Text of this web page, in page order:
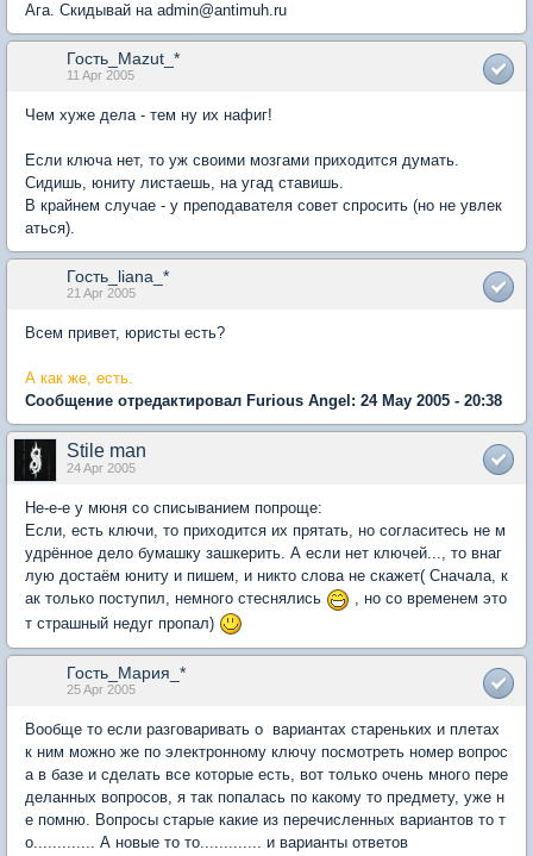
Ага. Скидывай на admin@antimuh.ru
Гость_Mazut_*
11 Apr 2005
Чем хуже дела - тем ну их нафиг!
Если ключа нет, то уж своими мозгами приходится думать.
Сидишь, юниту листаешь, на угад ставишь.
В крайнем случае - у преподавателя совет спросить (но не увлек
аться).
Гость_liana_*
21 Apr 2005
Всем привет, юристы есть?
А как же, есть.
Сообщение отредактировал Furious Angel: 24 May 2005 - 20:38
Stile man
24 Apr 2005
Не-е-е у мюня со списыванием попроще:
Если, есть ключи, то приходится их прятать, но согласитесь не м
удрённое дело бумашку зашкерить. А если нет ключей..., то внаг
лую достаём юниту и пишем, и никто слова не скажет( Сначала, к
ак только поступил, немного стеснялись
, но со временем это
т страшный недуг пропал)
Гость_Мария_*
25 Apr 2005
Вообще то если разговаривать о вариантах стареньких и плетах
к ним можно же по электронному ключу посмотреть номер вопрос
а в базе и сделать все которые есть, вот только очень много пере
деланных вопросов, я так попалась по какому то предмету, уже н
е помню. Вопросы старые какие из перечисленных вариантов то т
о............. А новые то то............. и варианты ответов